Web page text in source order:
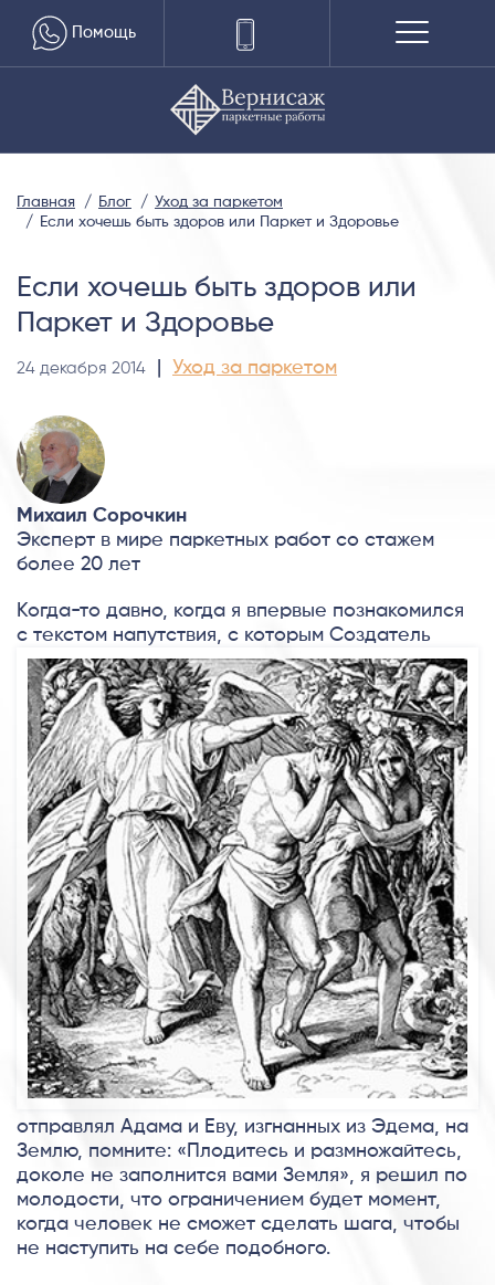
Помощь
Главная Блог
Уход за паркетом
Если хочешь быть здоров или Паркет и Здоровье
Если хочешь быть здоров или
Паркет и Здоровье
24 декабря 2014 Уход за паркетом
Михаил Сорочкин
Эксперт в мире паркетных работ со стажем
более 20 лет
Когда-то давно, когда я впервые познакомился
с текстом напутствия, с которым Создатель
отправлял Адама и Еву, изгнанных из Эдема, на
Землю, помните: «Плодитесь и размножайтесь,
доколе не заполнится вами Земля», я решил по
молодости, что ограничением будет момент,
когда человек не сможет сделать шага, чтобы
не наступить на себе подобного.